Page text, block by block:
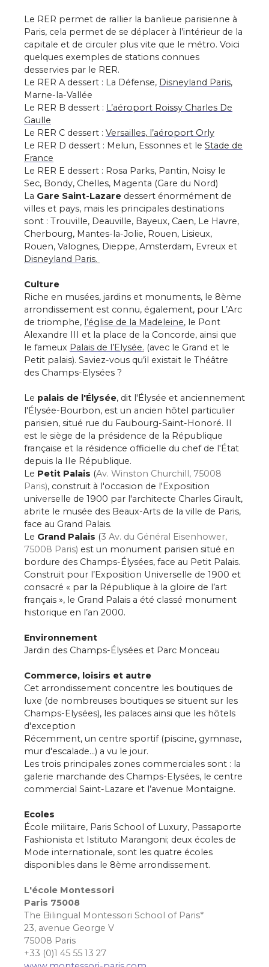
Le RER permet de rallier la banlieue parisienne à
Paris, cela permet de se déplacer à l’intérieur de la
capitale et de circuler plus vite que le métro. Voici
quelques exemples de stations connues
desservies par le RER.
Le RER A dessert : La Défense, Disneyland Paris,
Marne-la-Vallée
Le RER B dessert : L’aéroport Roissy Charles De
Gaulle
Le RER C dessert : Versailles, l’aéroport Orly
Le RER D dessert : Melun, Essonnes et le Stade de
France
Le RER E dessert : Rosa Parks, Pantin, Noisy le
Sec, Bondy, Chelles, Magenta (Gare du Nord)
La Gare Saint-Lazare dessert énormément de
villes et pays, mais les principales destinations
sont : Trouville, Deauville, Bayeux, Caen, Le Havre,
Cherbourg, Mantes-la-Jolie, Rouen, Lisieux,
Rouen, Valognes, Dieppe, Amsterdam, Evreux et
Disneyland Paris.
Culture
Riche en musées, jardins et monuments, le 8ème
arrondissement est connu, également, pour L’Arc
de triomphe, l’église de la Madeleine, le Pont
Alexandre III et la place de la Concorde, ainsi que
le fameux Palais de l’Elysée. (avec le Grand et le
Petit palais). Saviez-vous qu’il existait le Théâtre
des Champs-Elysées ?
Le palais de l'Élysée, dit l'Élysée et anciennement
l'Élysée-Bourbon, est un ancien hôtel particulier
parisien, situé rue du Faubourg-Saint-Honoré. Il
est le siège de la présidence de la République
française et la résidence officielle du chef de l'État
depuis la IIe République.
Le Petit Palais (Av. Winston Churchill, 75008
Paris), construit à l'occasion de l'Exposition
universelle de 1900 par l'architecte Charles Girault,
abrite le musée des Beaux-Arts de la ville de Paris,
face au Grand Palais.
Le Grand Palais (3 Av. du Général Eisenhower,
75008 Paris) est un monument parisien situé en
bordure des Champs-Élysées, face au Petit Palais.
Construit pour l’Exposition Universelle de 1900 et
consacré « par la République à la gloire de l’art
français », le Grand Palais a été classé monument
historique en l’an 2000.
Environnement
Jardin des Champs-Élysées et Parc Monceau
Commerce, loisirs et autre
Cet arrondissement concentre les boutiques de
luxe (de nombreuses boutiques se situent sur les
Champs-Elysées), les palaces ainsi que les hôtels
d'exception
Récemment, un centre sportif (piscine, gymnase,
mur d'escalade...) a vu le jour.
Les trois principales zones commerciales sont : la
galerie marchande des Champs-Elysées, le centre
commercial Saint-Lazare et l’avenue Montaigne.
Ecoles
École militaire, Paris School of Luxury, Passaporte
Fashionista et Istituto Marangoni; deux écoles de
Mode internationale, sont les quatre écoles
disponibles dans le 8ème arrondissement.
L'école Montessori
Paris 75008
The Bilingual Montessori School of Paris*
23, avenue George V
75008 Paris
+33 (0)1 45 55 13 27